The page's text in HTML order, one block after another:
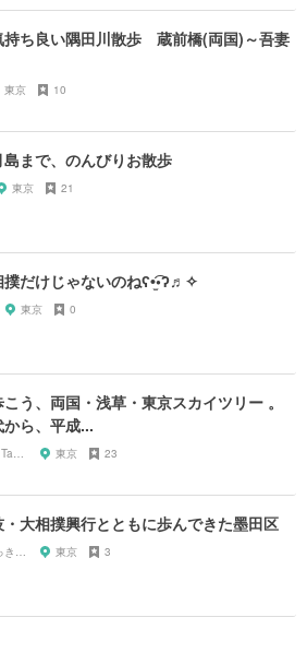
持ち良い隅田川散歩 蔵前橋(両国)～吾妻
東京 10
まで、のんびりお散歩
東京 21
撲だけじゃないのねʕ•̫͡•ʔ♬✧
東京 0
う、両国・浅草・東京スカイツリー 。
ら、平成...
Yamazaki Takeshi 東京 23
・大相撲興行とともに歩んできた墨田区
関西が好っきゃねん 東京 3